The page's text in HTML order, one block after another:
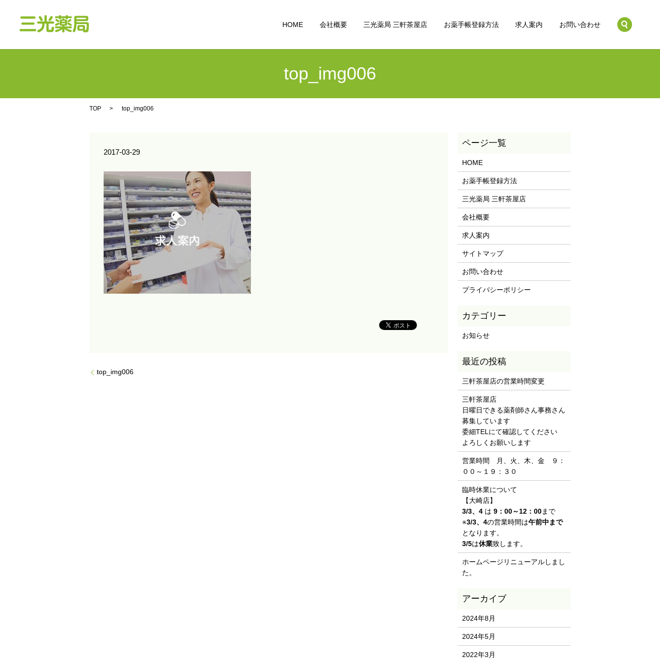
HOME 会社概要 三光薬局 三軒茶屋店 お薬手帳登録方法 求人案内 お問い合わせ search
top_img006
TOP top_img006
2017-03-29
top_img006
HOME
お薬手帳登録方法
三光薬局 三軒茶屋店
会社概要
求人案内
サイトマップ
お問い合わせ
プライバシーポリシー
お知らせ
三軒茶屋店の営業時間変更
三軒茶屋店
日曜日できる薬剤師さん事務さん
募集しています
委細TELにて確認してください
よろしくお願いします
営業時間 月、火、木、金 ９：
００～１９：３０
臨時休業について
【大崎店】
3/3、4 は9：00～12：00まで
※3/3、4の営業時間は午前中まで
となります。
3/5は休業致します。
ホームページリニューアルしまし
た。
2024年8月
2024年5月
2022年3月